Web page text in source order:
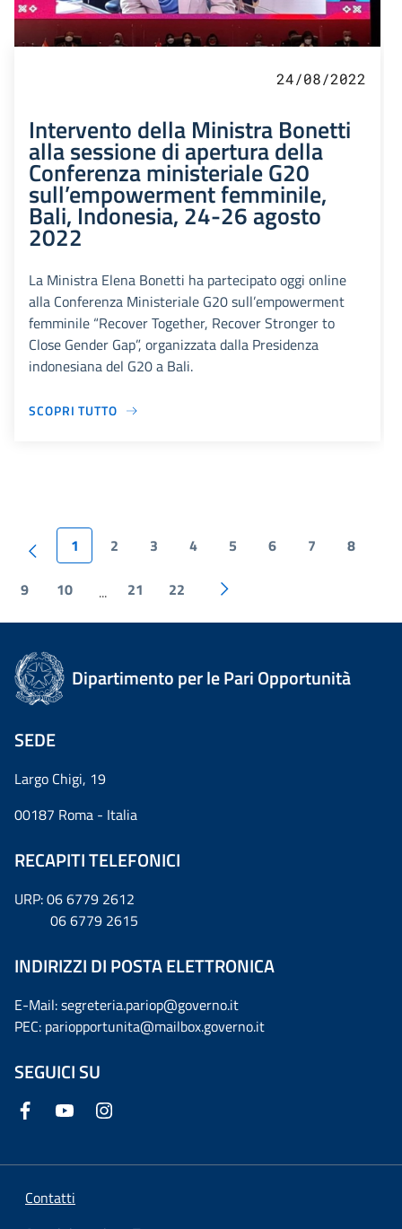
24/08/2022
Intervento della Ministra Bonetti
alla sessione di apertura della
Conferenza ministeriale G20
sull’empowerment femminile,
Bali, Indonesia, 24-26 agosto
2022
La Ministra Elena Bonetti ha partecipato oggi online
alla Conferenza Ministeriale G20 sull’empowerment
femminile “Recover Together, Recover Stronger to
Close Gender Gap”, organizzata dalla Presidenza
indonesiana del G20 a Bali.
SCOPRI TUTTO
1 2 3 4 5 6 7 8
9 10 ... 21 22
Dipartimento per le Pari Opportunità
SEDE
Largo Chigi, 19
00187 Roma - Italia
RECAPITI TELEFONICI
URP: 06 6779 2612
06 6779 2615
INDIRIZZI DI POSTA ELETTRONICA
E-Mail: segreteria.pariop@governo.it
PEC: pariopportunita@mailbox.governo.it
SEGUICI SU
Contatti